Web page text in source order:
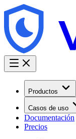
Productos
Casos de uso
Documentación
Precios